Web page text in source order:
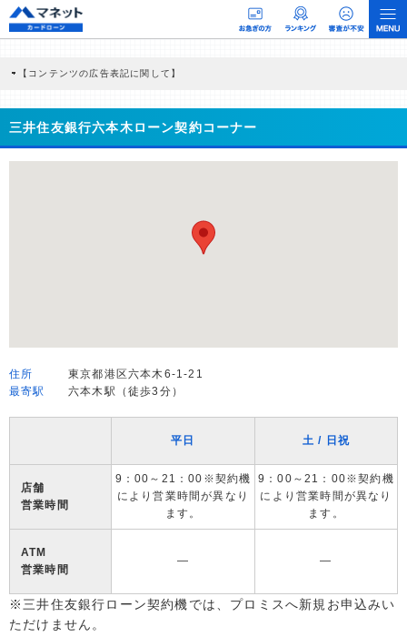
【コンテンツの広告表記に関して】
商品を根拠なくPRするものではなく、当編集部の調査／ユーザーへの口コミ収集な
どに基づき、公平性を担保した情報提供を行っています。
>提携企業一覧
三井住友銀行六本木ローン契約コーナー
住所
東京都港区六本木6-1-21
最寄駅
六本木駅（徒歩3分）
平日 土 / 日祝
店舗
営業時間
9：00～21：00※契約機
により営業時間が異なり
ます。
9：00～21：00※契約機
により営業時間が異なり
ます。
ATM
営業時間
― ―
※三井住友銀行ローン契約機では、プロミスへ新規お申込みい
ただけません。